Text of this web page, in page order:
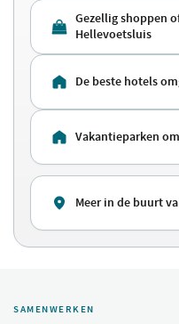
Gezellig shoppen
Hellevoetsluis
De beste hotels
Vakantieparken
Meer in de buurt
SAMENWERKEN